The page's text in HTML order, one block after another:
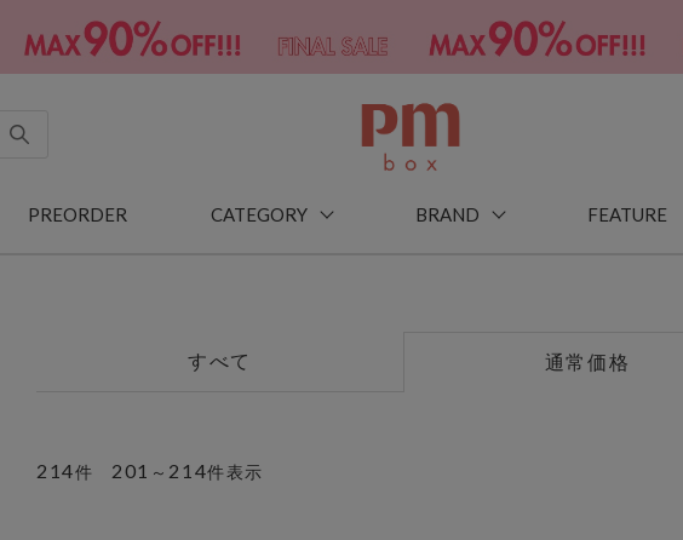
PREORDER CATEGORY BRAND FEATURE
すべて 通常価格
214件 201 ～ 214件表示